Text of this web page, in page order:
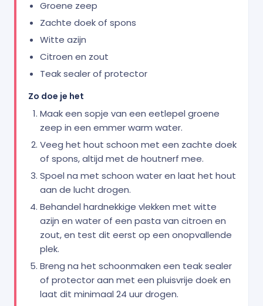
Groene zeep
Zachte doek of spons
Witte azijn
Citroen en zout
Teak sealer of protector
Zo doe je het
Maak een sopje van een eetlepel groene
zeep in een emmer warm water.
Veeg het hout schoon met een zachte doek
of spons, altijd met de houtnerf mee.
Spoel na met schoon water en laat het hout
aan de lucht drogen.
Behandel hardnekkige vlekken met witte
azijn en water of een pasta van citroen en
zout, en test dit eerst op een onopvallende
plek.
Breng na het schoonmaken een teak sealer
of protector aan met een pluisvrije doek en
laat dit minimaal 24 uur drogen.